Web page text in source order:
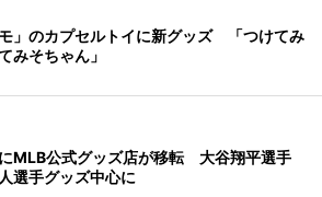
モ」のカプセルトイに新グッズ 「つけてみ
みそちゃん」
MLB公式グッズ店が移転 大谷翔平選手
選手グッズ中心に